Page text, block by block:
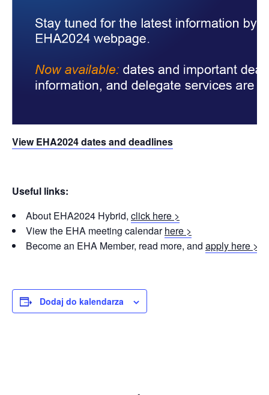
View EHA2024 dates and deadlines
Useful links:
About EHA2024 Hybrid, click here >
View the EHA meeting calendarhere >
Become an EHA Member, read more, and apply here >
Dodaj do kalendarza